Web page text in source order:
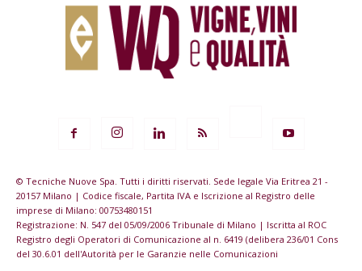
© Tecniche Nuove Spa. Tutti i diritti riservati. Sede legale Via Eritrea 21 -
20157 Milano | Codice fiscale, Partita IVA e Iscrizione al Registro delle
imprese di Milano: 00753480151
Registrazione: N. 547 del 05/09/2006 Tribunale di Milano | Iscritta al ROC
Registro degli Operatori di Comunicazione al n. 6419 (delibera 236/01 Cons
del 30.6.01 dell'Autorità per le Garanzie nelle Comunicazioni